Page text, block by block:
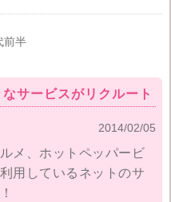
前半
サービスがリクルート
2014/02/05
メ、ホットペッパービ
用しているネットのサ